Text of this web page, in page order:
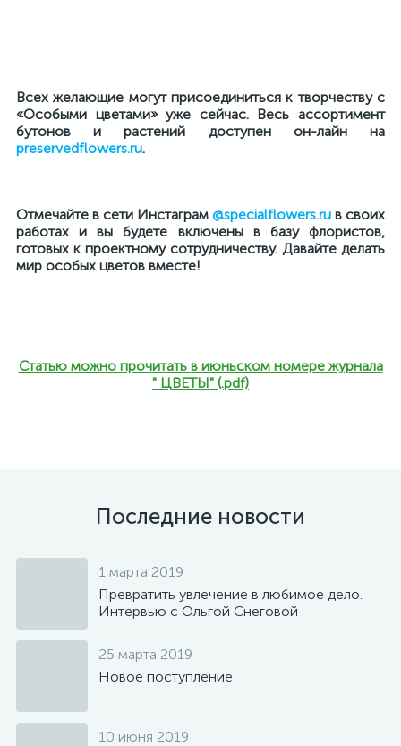
Всех желающие могут присоединиться к творчеству с
«Особыми цветами» уже сейчас. Весь ассортимент
бутонов и растений доступен он-лайн на
preservedflowers.ru.
Отмечайте в сети Инстаграм @specialflowers.ru в своих
работах и вы будете включены в базу флористов,
готовых к проектному сотрудничеству. Давайте делать
мир особых цветов вместе!
Статью можно прочитать в июньском номере журнала
" ЦВЕТЫ" (.pdf)
Последние новости
1 марта 2019
Превратить увлечение в любимое дело.
Интервью с Ольгой Снеговой
25 марта 2019
Новое поступление
10 июня 2019